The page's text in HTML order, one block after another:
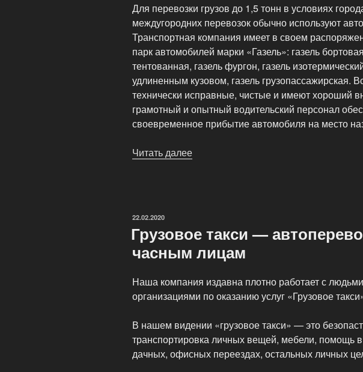
Для перевозки грузов до 1,5 тонн в условиях
междугородних перевозок обычно используют
Транспортная компания имеет в своем
парк автомобилей марки «Газель»: газель
тентованная, газель фургон, газель
удлиненным кузовом, газель грузопассажирская.
технически исправные, чистые и имеют хороший
грамотный и опытный водительский персонал
своевременное прибытие автомобиля на место
Читать далее
ОПУБЛИКОВАНО
22.02.2020
Грузовое такси —
часным лицам
Наша компания издавна плотно работает с
организациями по оказанию услуг «Грузовое
В нашем видении «грузовое такси» — это
транспортировка личных вещей, мебели, помощь
дачных, офисных переездах, остальных личных